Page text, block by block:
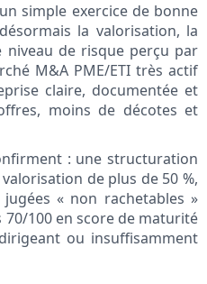
simple exercice de bonne
la valorisation, la
de risque perçu par
M&A PME/ETI très actif
claire, documentée et
moins de décotes et
: une structuration
de plus de 50 %,
« non rachetables »
100 en score de maturité
ou insuffisamment